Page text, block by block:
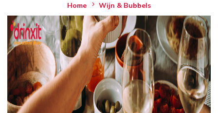
Home Wijn & Bubbels